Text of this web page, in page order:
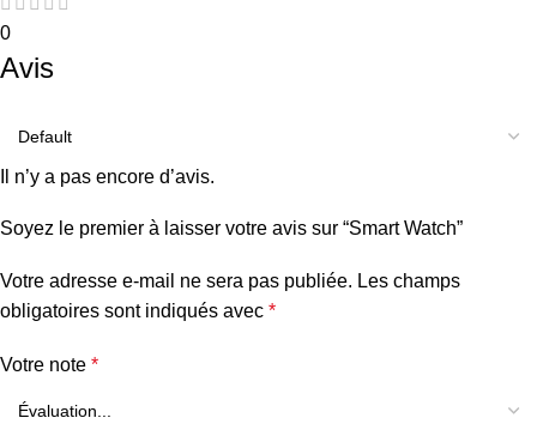
0
Avis
Il n’y a pas encore d’avis.
Soyez le premier à laisser votre avis sur “Smart Watch”
Votre adresse e-mail ne sera pas publiée. Les champs
obligatoires sont indiqués avec *
Votre note *